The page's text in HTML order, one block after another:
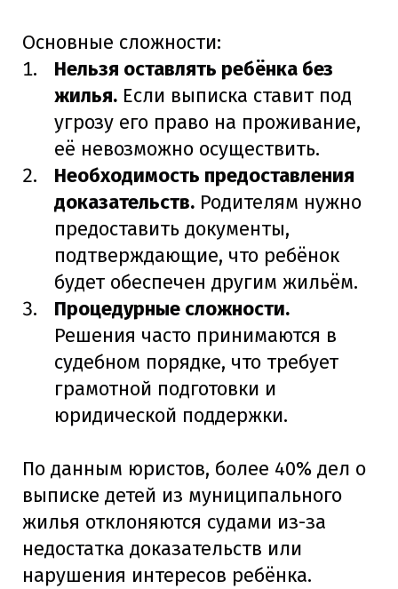
Основные сложности:
Нельзя оставлять ребёнка без
жилья. Если выписка ставит под
угрозу его право на проживание,
её невозможно осуществить.
Необходимость предоставления
доказательств. Родителям нужно
предоставить документы,
подтверждающие, что ребёнок
будет обеспечен другим жильём.
Процедурные сложности.
Решения часто принимаются в
судебном порядке, что требует
грамотной подготовки и
юридической поддержки.
По данным юристов, более 40% дел о
выписке детей из муниципального
жилья отклоняются судами из-за
недостатка доказательств или
нарушения интересов ребёнка.